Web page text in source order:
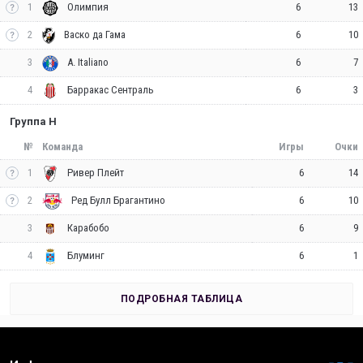
1 Олимпия 6 13
2 Васко да Гама 6 10
3 A. Italiano 6 7
4 Барракас Сентраль 6 3
Группа H
№ Команда Игры Очки
1 Ривер Плейт 6 14
2 Ред Булл Брагантино 6 10
3 Карабобо 6 9
4 Блуминг 6 1
ПОДРОБНАЯ ТАБЛИЦА